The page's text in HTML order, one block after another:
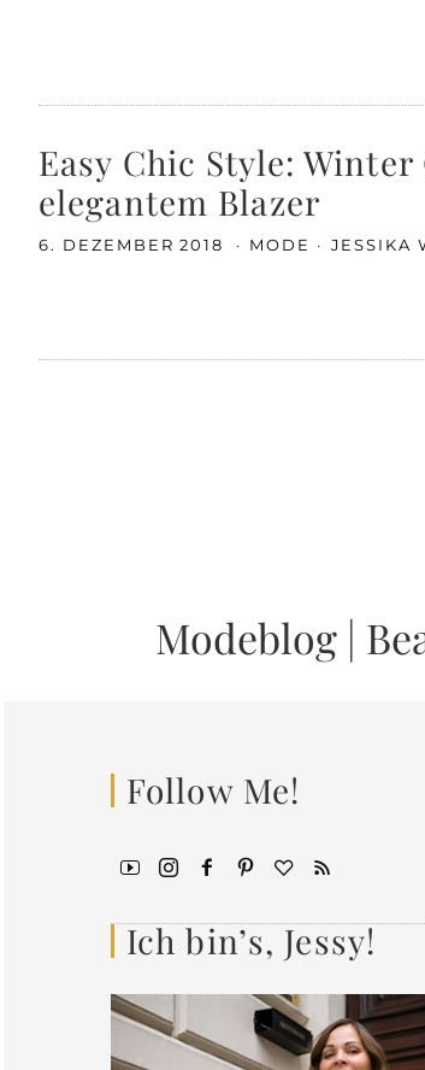
Easy Chic Style:
elegantem Blazer
6. DEZEMBER 2018 MODE JESSIKA
Modeblog |
Follow Me!
Ich bin’s, Jessy!